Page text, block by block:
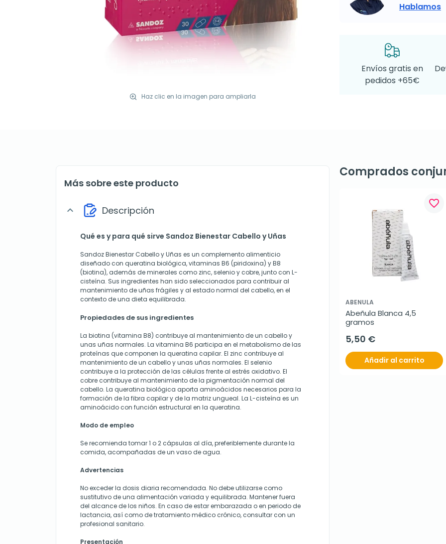
Haz clic en la imagen para ampliarla
Hablamos
Envíos gratis en
pedidos +65€
Más sobre este producto
expand_more Descripción
Qué es y para qué sirve Sandoz Bienestar Cabello y Uñas
Sandoz Bienestar Cabello y Uñas es un complemento alimenticio
diseñado con queratina biológica, vitaminas B6 (piridoxina) y B8
(biotina), además de minerales como zinc, selenio y cobre, junto con L-
cisteína. Sus ingredientes han sido seleccionados para contribuir al
mantenimiento de uñas frágiles y al estado normal del cabello, en el
contexto de una dieta equilibrada.
Propiedades de sus ingredientes
La biotina (vitamina B8) contribuye al mantenimiento de un cabello y
unas uñas normales. La vitamina B6 participa en el metabolismo de las
proteínas que componen la queratina capilar. El zinc contribuye al
mantenimiento de un cabello y unas uñas normales. El selenio
contribuye a la protección de las células frente al estrés oxidativo. El
cobre contribuye al mantenimiento de la pigmentación normal del
cabello. La queratina biológica aporta aminoácidos necesarios para la
formación de la fibra capilar y de la matriz ungueal. La L-cisteína es un
aminoácido con función estructural en la queratina.
Modo de empleo
Se recomienda tomar 1 o 2 cápsulas al día, preferiblemente durante la
comida, acompañadas de un vaso de agua.
Advertencias
No exceder la dosis diaria recomendada. No debe utilizarse como
sustitutivo de una alimentación variada y equilibrada. Mantener fuera
del alcance de los niños. En caso de estar embarazada o en periodo de
lactancia, así como de tratamiento médico crónico, consultar con un
profesional sanitario.
Presentación
Comprados
favorite_border
ABENULA
Abeñula Blanca 4,5
gramos
5,50 €
Añadir al carrito